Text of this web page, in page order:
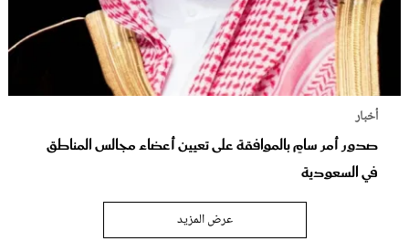
أخبار
صدور أمر سامٍ بالموافقة على تعيين أعضاء مجالس المناطق
في السعودية
عرض المزيد